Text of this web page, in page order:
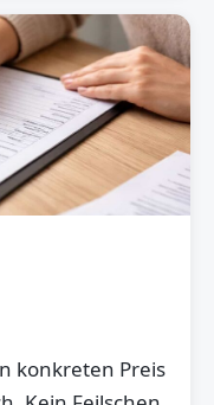
konkreten Preis